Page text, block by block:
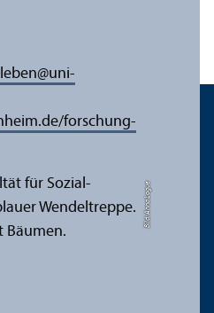
Bild: Anna Logue
@uni-
forschung-